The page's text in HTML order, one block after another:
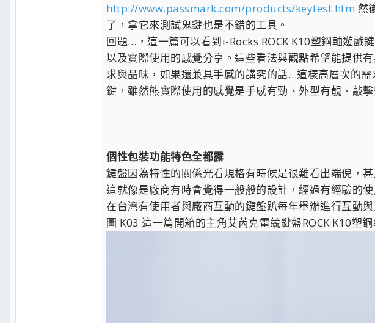
http://www.passmark.com/products/keytest.htm 然
了，拿它來測試鬼鍵也是不錯的工具。
回題…，這一篇可以看到i-Rocks ROCK K10塑鋼軸遊戲
以及實際使用的感覺分享。這些看法與觀點希望能提供
求與品味，如果還兼具手感的講究的話…這樣高層次的
鍵，雖然熊實際使用的感覺是手感有勁、外型有靚、敲
個性包裝功能特色全都露
鍵盤因為特性的關係光看規格有時候是很難看出端倪，
這就像是廠商有時會覺得一般般的設計，經過有經驗的
在台灣有使用者與廠商互動的鍵盤趴每年舉辦進行互動
圖 K03 這一篇開箱的主角艾芮克電競鍵盤ROCK K10塑